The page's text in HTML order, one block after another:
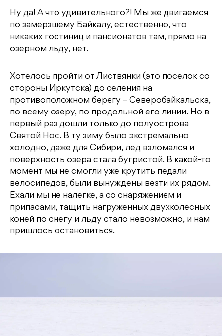
Ну да! А что удивительного?! Мы же двигаемся
по замерзшему Байкалу, естественно, что
никаких гостиниц и пансионатов там, прямо на
озерном льду, нет.
Хотелось пройти от Листвянки (это поселок со
стороны Иркутска) до селения на
противоположном берегу – Северобайкальска,
по всему озеру, по продольной его линии. Но в
первый раз дошли только до полуострова
Святой Нос. В ту зиму было экстремально
холодно, даже для Сибири, лед взломался и
поверхность озера стала бугристой. В какой-то
момент мы не смогли уже крутить педали
велосипедов, были вынуждены везти их рядом.
Ехали мы не налегке, а со снаряжением и
припасами, тащить нагруженных двухколесных
коней по снегу и льду стало невозможно, и нам
пришлось остановиться.